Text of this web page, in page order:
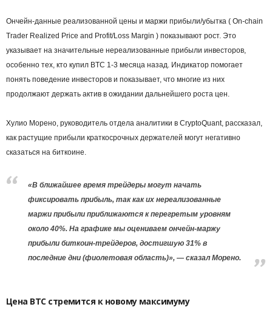
Ончейн-данные реализованной цены и маржи прибыли/убытка ( On-chain
Trader Realized Price and Profit/Loss Margin ) показывают рост. Это
указывает на значительные нереализованные прибыли инвесторов,
особенно тех, кто купил BTC 1-3 месяца назад. Индикатор помогает
понять поведение инвесторов и показывает, что многие из них
продолжают держать актив в ожидании дальнейшего роста цен.
Хулио Морено, руководитель отдела аналитики в CryptoQuant, рассказал,
как растущие прибыли краткосрочных держателей могут негативно
сказаться на биткоине.
«В ближайшее время трейдеры могут начать
фиксировать прибыль, так как их нереализованные
маржи прибыли приближаются к перегретым уровням
около 40%. На графике мы оцениваем ончейн-маржу
прибыли биткоин-трейдеров, достигшую 31% в
последние дни (фиолетовая область)», — сказал Морено.
Цена BTC стремится к новому максимуму